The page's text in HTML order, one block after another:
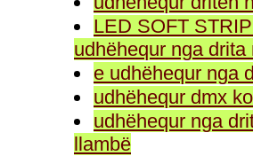
LED SOFT
udhëhequr nga
e udhëhequr nga
udhëhequr dmx
udhëhequr nga
llambë